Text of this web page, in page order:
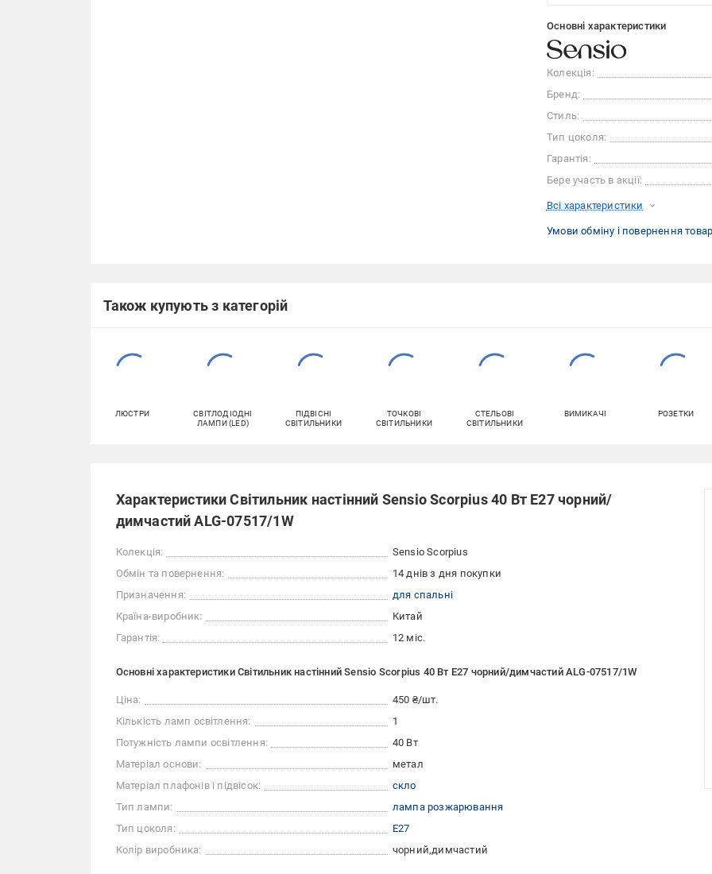
Основні характеристики
Колекція:
Бренд:
Стиль:
Тип цоколя:
Гарантія:
Бере участь в акції:
Всі характеристики
Умови обміну і повернення
Також купують з категорій
ЛЮСТРИ
СВІТЛОДІОДНІ
ЛАМПИ (LED)
ПІДВІСНІ
СВІТИЛЬНИКИ
ТОЧКОВІ
СВІТИЛЬНИКИ
СТЕЛЬОВІ
СВІТИЛЬНИКИ
ВИМИКАЧІ РОЗЕТКИ
Характеристики Світильник настінний Sensio Scorpius 40 Вт E27 чорний/
димчастий ALG-07517/1W
Колекція:
Sensio Scorpius
Обмін та повернення:
14 днів з дня покупки
Призначення:
для спальні
Країна-виробник:
Китай
Гарантія:
12 міс.
Основні характеристики Світильник настінний Sensio Scorpius 40 Вт E27 чорний/димчастий ALG-07517/1W
Ціна:
450 ₴/шт.
Кількість ламп освітлення:
1
Потужність лампи освітлення:
40 Вт
Матеріал основи:
метал
Матеріал плафонів і підвісок:
скло
Тип лампи:
лампа розжарювання
Тип цоколя:
E27
Колір виробника:
чорний димчастий